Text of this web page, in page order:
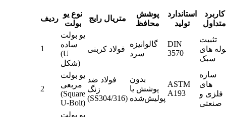
ردیف
نوع یو
بولت
متریال رایج
پوشش
محافظ
استاندارد
تولید
کاربرد
متداول
1
یو بولت
ساده
(U
شکل)
فولاد کربنی
گالوانیزه
سرد
DIN
3570
تثبیت
های
سبک
2
یو بولت
مربعی
(Square
U-Bolt)
فولاد ضد
زنگ
(SS304/316)
بدون
پوشش یا
پولیش‌شده
ASTM
A193
سازه‌
های
فلزی و
صنعتی
یو بولت